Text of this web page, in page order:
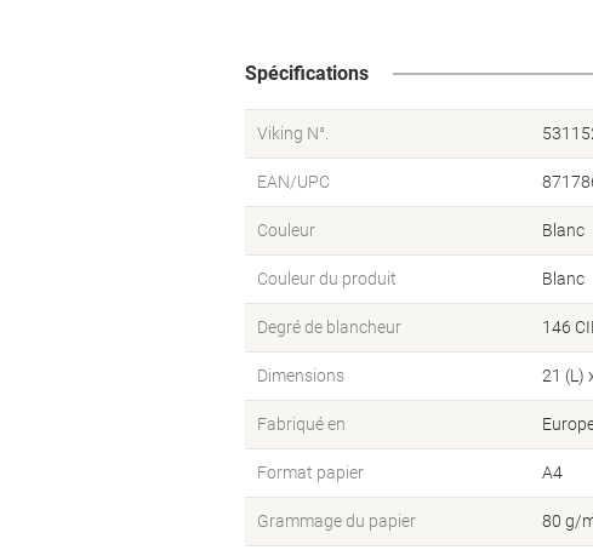
Spécifications
Viking N°.
EAN/UPC
Couleur Blanc
Couleur du produit Blanc
Degré de blancheur 146
Dimensions 21 (L)
Fabriqué en
Format papier A4
Grammage du papier 80 g/